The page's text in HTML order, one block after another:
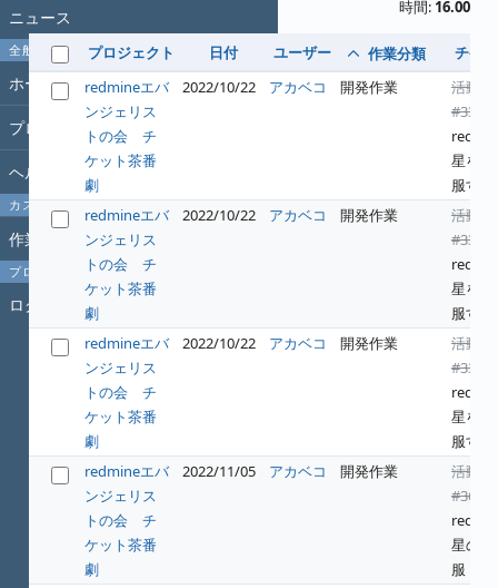
ニュース
全般
ホーム
プロジェクト
ヘルプ
カスタムクエリ
作業時間
プロフィール
ログイン
時間: 16.00
プロジェクト 日付 ユーザー 作業分類
チケ
redmineエバ
ンジェリス
トの会 チ
ケット茶番
劇
2022/10/22 アカベコ 開発作業
活動
#331
星を征
服する
redmineエバ
ンジェリス
トの会 チ
ケット茶番
劇
2022/10/22 アカベコ 開発作業
活動
#331
星を征
服する
redmineエバ
ンジェリス
トの会 チ
ケット茶番
劇
2022/10/22 アカベコ 開発作業
活動
#331
星を征
服する
redmineエバ
ンジェリス
トの会 チ
ケット茶番
劇
2022/11/05 アカベコ 開発作業
活動
#364
星の征
服